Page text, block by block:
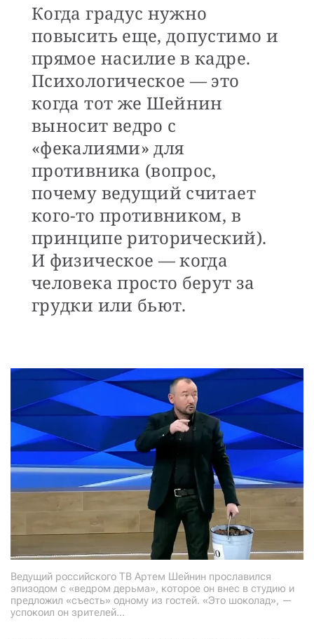
Когда градус нужно
повысить еще, допустимо и
прямое насилие в кадре.
Психологическое — это
когда тот же Шейнин
выносит ведро с
«фекалиями» для
противника (вопрос,
почему ведущий считает
кого-то противником, в
принципе риторический).
И физическое — когда
человека просто берут за
грудки или бьют.
Ведущий российского ТВ Артем Шейнин прославился
эпизодом с «ведром дерьма», которое он внес в студию и
предложил «съесть» одному из гостей. «Это шоколад», —
успокоил он зрителей...